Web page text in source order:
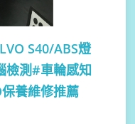
S40/ABS燈
檢測#車輪感知
養維修推薦